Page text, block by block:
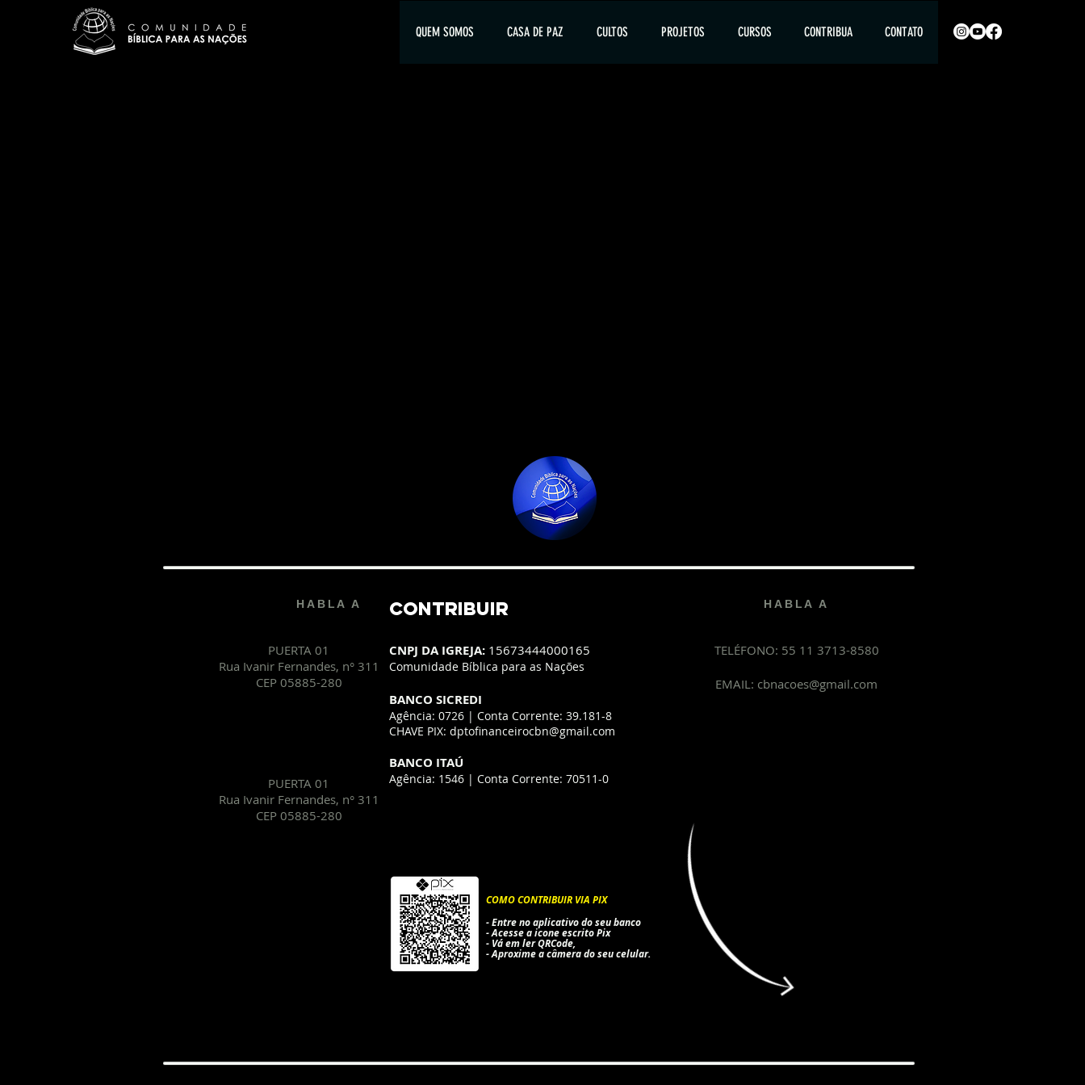
QUEM SOMOS CASA DE PAZ CULTOS PROJETOS CURSOS CONTRIBUA CONTATO
HABLA A HABLA A
CONTRIBUIR
PUERTA 01
Rua Ivanir Fernandes, n° 311
CEP 05885-280
PUERTA 01
Rua Ivanir Fernandes, n° 311
CEP 05885-280
TELÉFONO: 55 11 3713-8580
EMAIL: cbnacoes@gmail.com
CNPJ DA IGREJA: 15673444000165
Comunidade Bíblica para as Nações
BANCO SICREDI
Agência: 0726 | Conta Corrente: 39.181-8
CHAVE PIX: dptofinanceirocbn@gmail.com
BANCO ITAÚ
Agência: 1546 | Conta Corrente: 70511-0
COMO CONTRIBUIR VIA PIX
- Entre no aplicativo do seubanco
- Acesse a icone escritoPix
- Vá em lerQRCode,
- Aproxime a câmerado seu celular.